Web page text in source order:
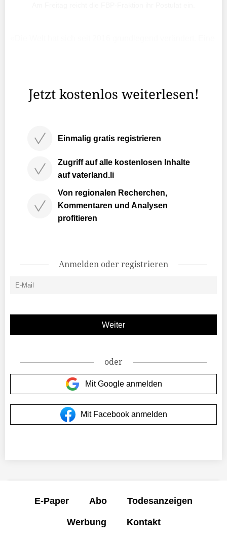
Jetzt kostenlos weiterlesen!
Einmalig gratis registrieren
Zugriff auf alle kostenlosen Inhalte
auf vaterland.li
Von regionalen Recherchen,
Kommentaren und Analysen
profitieren
Anmelden oder registrieren
oder
Mit Google anmelden
Mit Facebook anmelden
E-Paper Abo Todesanzeigen
Werbung Kontakt